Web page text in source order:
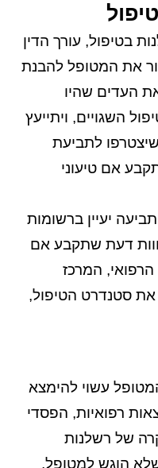
בטיפול, עורך הדין
את המטופל להבנת
העדים שהיו
השגויים, ויתייעץ
לתביעת
אם טיעוני
יעיין ברשומות
דעת שתקבע אם
המרכז
את סטנדרט הטיפול,
עשוי להימצא
רפואיות, הפסדי
של רשלנות
הוגש למטופל,